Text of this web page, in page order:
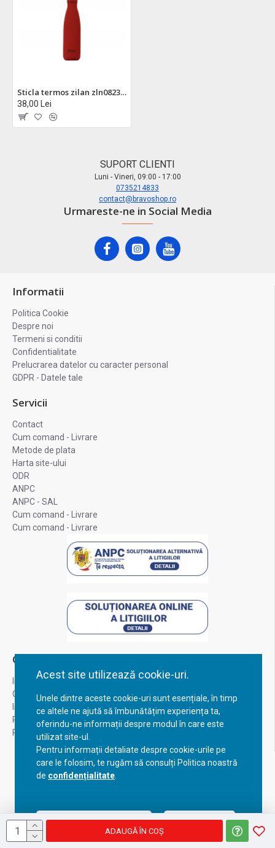
Acest site utilizează cookie-uri.
Unele dintre aceste cookie-uri sunt esențiale, în timp
ce altele ne ajută să îmbunătățim experiența ta,
oferindu-ne informații despre modul în care este
utilizat site-ul.
Pentru informații detaliate despre cookie-urile pe
care le folosim, te rugăm să consulți Politica noastră
de confidențialitate
Acceptă setările curente Configurează
ADAUGĂ ÎN COŞ
Sticla termos zilan zln0823, inox 500ml - mentine cald 18h si rece 24h
38,00 Lei
SUPORT CLIENTI
Luni - Vineri, 09:00 - 17:00
0735214833
contact@bravoshop.ro
Urmareste-ne in Social Media
Informatii
Politica Cookie
Despre noi
Termeni si conditii
Confidentialitate
Prelucrarea datelor cu caracter personal
GDPR - Datele tale
Servicii
Contact
Cum comand - Livrare
Metode de plata
Harta site-ului
ODR
ANPC
ANPC - SAL
Cum comand - Livrare
Cum comand - Livrare
Contul Meu
Inregistrare
Contul meu
Istoric comenzi
Recuperare parola
Returnare produs
Copyright © 2023, BravoShop, toate drepturile rezervate!